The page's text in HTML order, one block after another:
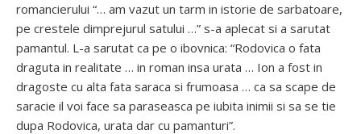
romancierului “… am vazut un tarm in istorie de sarbatoare,
pe crestele dimprejurul satului …” s-a aplecat si a sarutat
pamantul. L-a sarutat ca pe o ibovnica: “Rodovica o fata
draguta in realitate … in roman insa urata … Ion a fost in
dragoste cu alta fata saraca si frumoasa … ca sa scape de
saracie il voi face sa paraseasca pe iubita inimii si sa se tie
dupa Rodovica, urata dar cu pamanturi”.